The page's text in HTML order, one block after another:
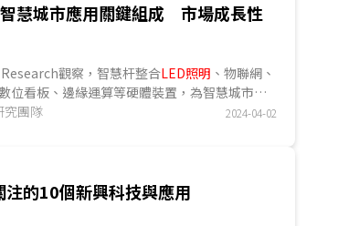
慧城市應用關鍵組成 市場成長性
觀察，智慧杆整合LED照明 、物聯網、
位看板、邊緣運算等硬體裝置，為智慧城市相
運作載體，國際照明應用廠商與智慧城市...
究團隊 2024-04-02
注的10個新興科技與應用